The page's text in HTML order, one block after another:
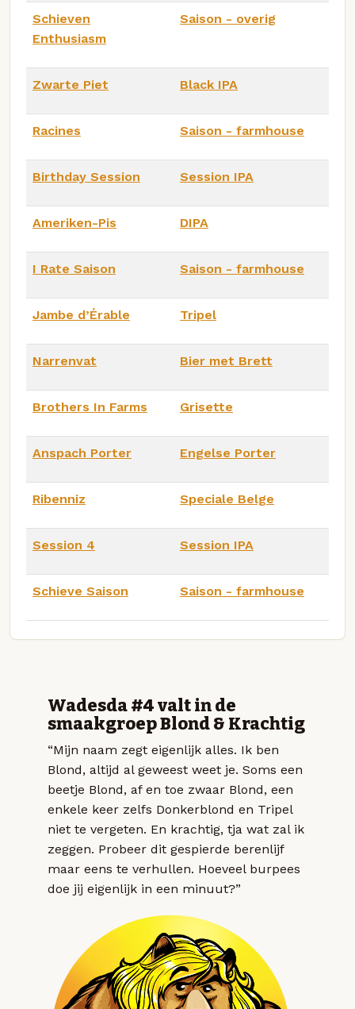
Schieven
Enthusiasm
Saison - overig
Zwarte Piet Black IPA
Racines Saison - farmhouse
Birthday Session Session IPA
Ameriken-Pis DIPA
I Rate Saison Saison - farmhouse
Jambe d’Érable Tripel
Narrenvat Bier met Brett
Brothers In Farms Grisette
Anspach Porter Engelse Porter
Ribenniz Speciale Belge
Session 4 Session IPA
Schieve Saison Saison - farmhouse
Wadesda #4 valt in de
smaakgroep Blond & Krachtig
“Mijn naam zegt eigenlijk alles. Ik ben
Blond, altijd al geweest weet je. Soms een
beetje Blond, af en toe zwaar Blond, een
enkele keer zelfs Donkerblond en Tripel
niet te vergeten. En krachtig, tja wat zal ik
zeggen. Probeer dit gespierde berenlijf
maar eens te verhullen. Hoeveel burpees
doe jij eigenlijk in een minuut?”